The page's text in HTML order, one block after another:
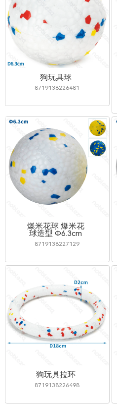
狗玩具球
8719138226481
爆米花球 爆米花
球造型 Φ6.3cm
8719138227129
狗玩具拉环
8719138226498